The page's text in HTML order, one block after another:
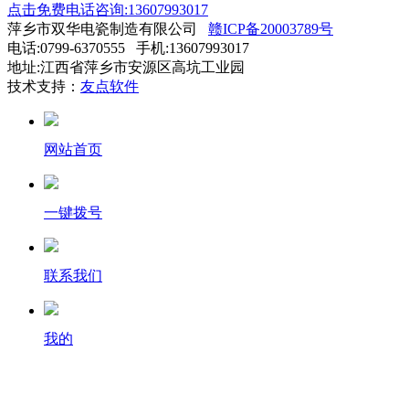
点击免费电话咨询:13607993017
萍乡市双华电瓷制造有限公司 赣ICP备20003789号
电话:0799-6370555 手机:13607993017
地址:江西省萍乡市安源区高坑工业园
技术支持： 友点软件
网站首页
一键拨号
联系我们
我的